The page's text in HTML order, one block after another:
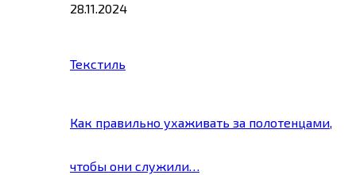
28.11.2024
Текстиль
Как правильно ухаживать за полотенцами,
чтобы они служили…